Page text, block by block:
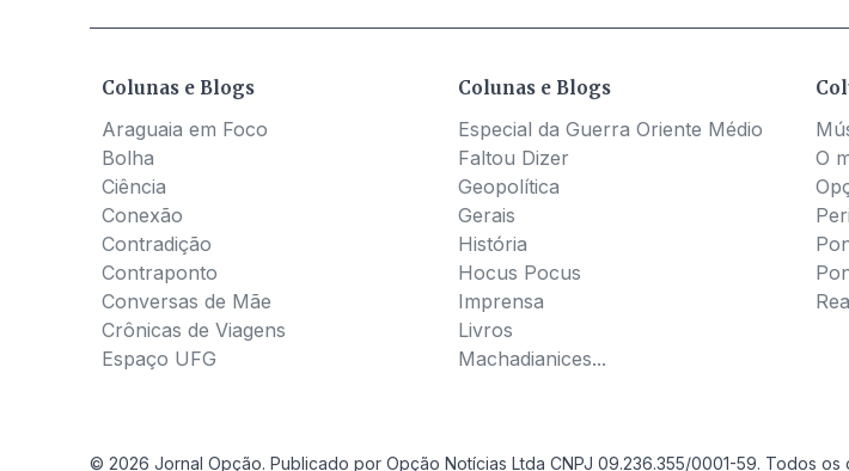
Colunas e Blogs
Araguaia em Foco
Bolha
Ciência
Conexão
Contradição
Contraponto
Conversas de Mãe
Crônicas de Viagens
Espaço UFG
Colunas e Blogs
Especial da Guerra Oriente Médio
Faltou Dizer
Geopolítica
Gerais
História
Hocus Pocus
Imprensa
Livros
Machadianices...
O
© 2026 Jornal Opção. Publicado por Opção Notícias Ltda CNPJ 09.236.355/0001-59. Todos os